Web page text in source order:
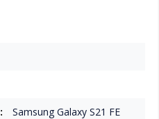
Samsung Galaxy S21 FE